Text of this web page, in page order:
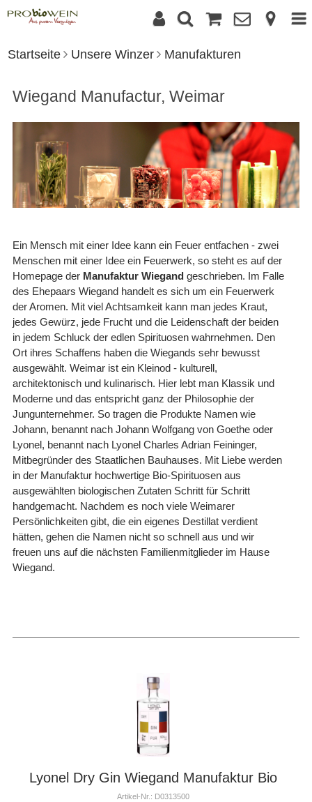
Startseite Unsere Winzer Manufakturen
Wiegand Manufactur, Weimar
Ein Mensch mit einer Idee kann ein Feuer entfachen - zwei
Menschen mit einer Idee ein Feuerwerk, so steht es auf der
Homepage der Manufaktur Wiegandgeschrieben. Im Falle
des Ehepaars Wiegand handelt es sich um ein Feuerwerk
der Aromen. Mit viel Achtsamkeit kann man jedes Kraut,
jedes Gewürz, jede Frucht und die Leidenschaft der beiden
in jedem Schluck der edlen Spirituosen wahrnehmen. Den
Ort ihres Schaffens haben die Wiegands sehr bewusst
ausgewählt. Weimar ist ein Kleinod - kulturell,
architektonisch und kulinarisch. Hier lebt man Klassik und
Moderne und das entspricht ganz der Philosophie der
Jungunternehmer. So tragen die Produkte Namen wie
Johann, benannt nach Johann Wolfgang von Goethe oder
Lyonel, benannt nach Lyonel Charles Adrian Feininger,
Mitbegründer des Staatlichen Bauhauses. Mit Liebe werden
in der Manufaktur hochwertige Bio-Spirituosen aus
ausgewählten biologischen Zutaten Schritt für Schritt
handgemacht. Nachdem es noch viele Weimarer
Persönlichkeiten gibt, die ein eigenes Destillat verdient
hätten, gehen die Namen nicht so schnell aus und wir
freuen uns auf die nächsten Familienmitglieder im Hause
Wiegand.
Lyonel Dry Gin Wiegand Manufaktur Bio
Artikel-Nr.: D0313500